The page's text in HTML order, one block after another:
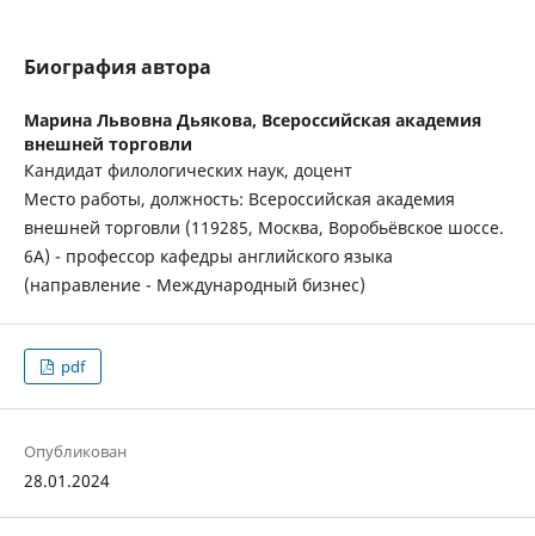
Биография автора
Марина Львовна Дьякова, Всероссийская академия
внешней торговли
Кандидат филологических наук, доцент
Место работы, должность: Всероссийская академия
внешней торговли (119285, Москва, Воробьёвское шоссе.
6А) - профессор кафедры английского языка
(направление - Международный бизнес)
pdf
Опубликован
28.01.2024